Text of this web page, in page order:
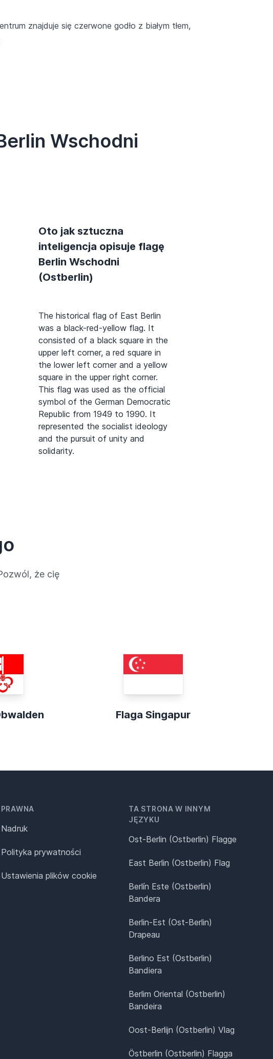
znajduje się czerwone godło z białym tłem,
Wschodni
Oto jak sztuczna
inteligencja opisuje flagę
Berlin Wschodni
(Ostberlin)
The historical flag of East Berlin
was a black-red-yellow flag. It
consisted of a black square in the
upper left corner, a red square in
the lower left corner and a yellow
square in the upper right corner.
This flag was used as the official
symbol of the German Democratic
Republic from 1949 to 1990. It
represented the socialist ideology
and the pursuit of unity and
solidarity.
że cię
Flaga Singapur
PRAWNA
Nadruk
Polityka prywatności
Ustawienia plików cookie
TA STRONA W INNYM
JĘZYKU
Ost-Berlin (Ostberlin) Flagge
East Berlin (Ostberlin) Flag
Berlín Este (Ostberlin)
Bandera
Berlin-Est (Ost-Berlin)
Drapeau
Berlino Est (Ostberlin)
Bandiera
Berlim Oriental (Ostberlin)
Bandeira
Oost-Berlijn (Ostberlin) Vlag
Östberlin (Ostberlin) Flagga